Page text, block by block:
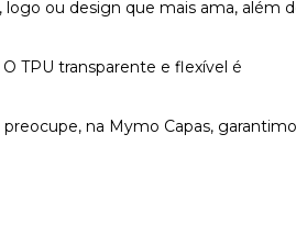
ou design que mais ama, além
TPU transparente e flexível é
na Mymo Capas,